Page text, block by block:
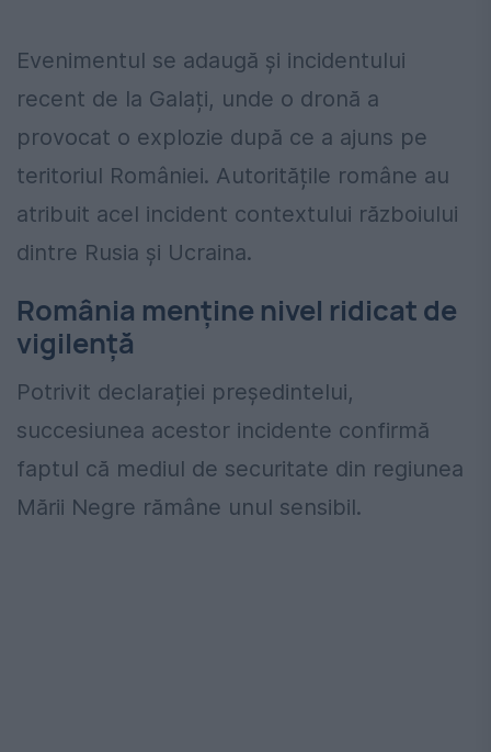
Evenimentul se adaugă și incidentului
recent de la Galați, unde o dronă a
provocat o explozie după ce a ajuns pe
teritoriul României. Autoritățile române au
atribuit acel incident contextului războiului
dintre Rusia și Ucraina.
România menține nivel ridicat de
vigilență
Potrivit declarației președintelui,
succesiunea acestor incidente confirmă
faptul că mediul de securitate din regiunea
Mării Negre rămâne unul sensibil.